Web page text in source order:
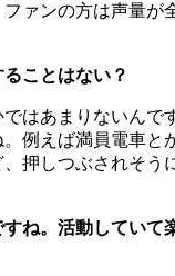
ァンの方は声量が
ことはない？
はあまりないんで
。例えば満員電車と
押しつぶされそう
ね。活動していて